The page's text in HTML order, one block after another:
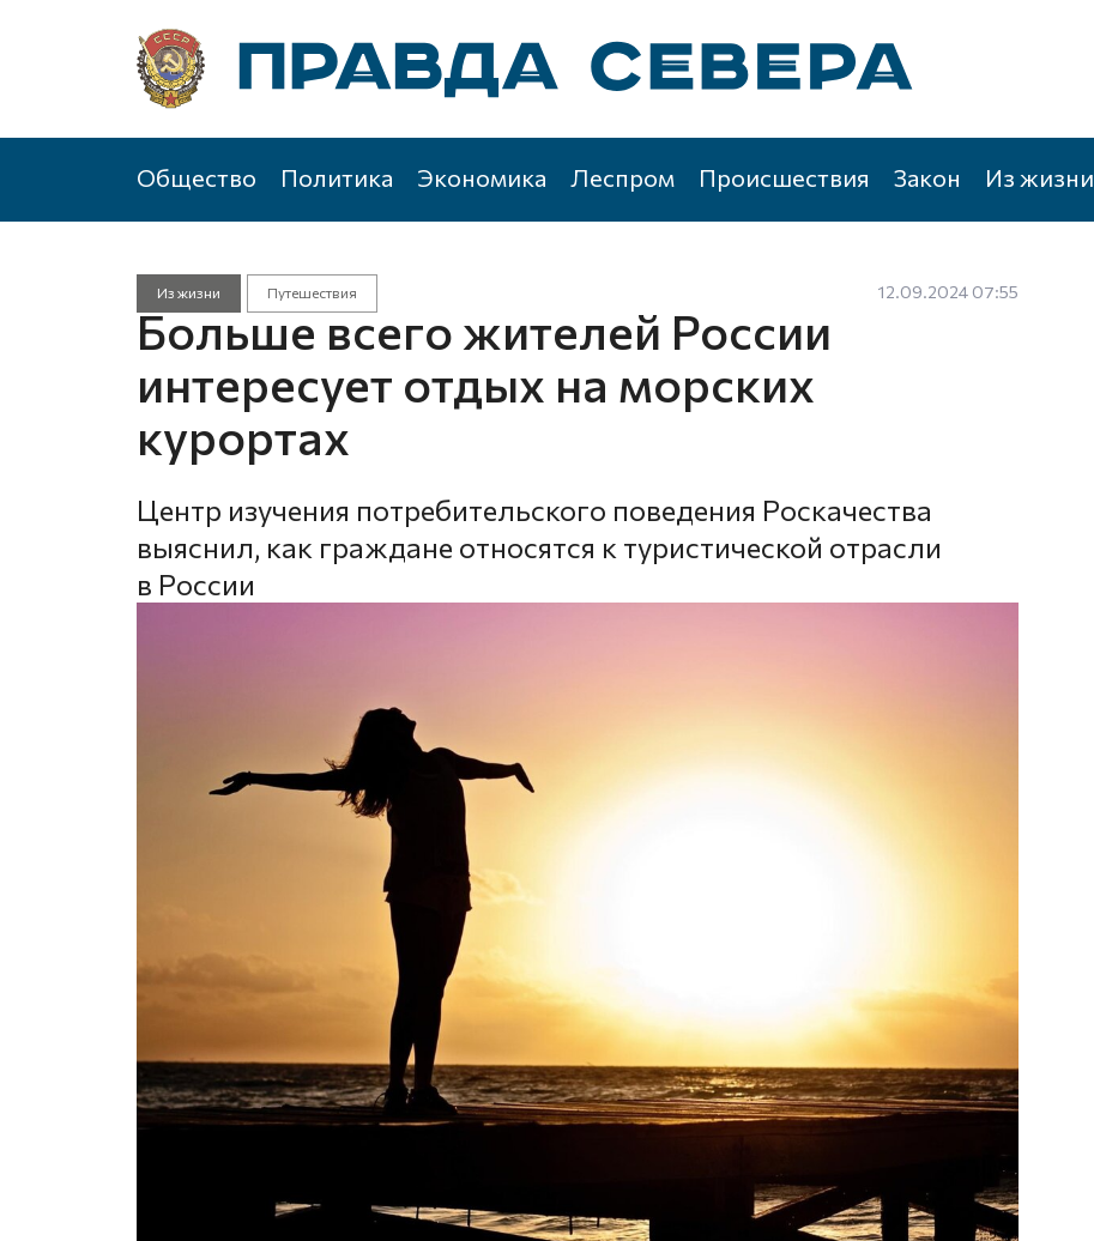
Общество Политика Экономика Леспром Происшествия Закон Из жизни
Из жизни Путешествия 12.09.2024 07:55
Больше всего жителей России
интересует отдых на морских
курортах
Центр изучения потребительского поведения Роскачества
выяснил, как граждане относятся к туристической отрасли
в России